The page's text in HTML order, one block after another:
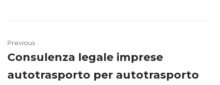
Previous
Consulenza legale imprese
autotrasporto per autotrasporto